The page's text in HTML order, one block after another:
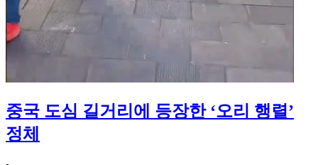
중국 도심 길거리에 등장한 ‘오리 행렬’
정체